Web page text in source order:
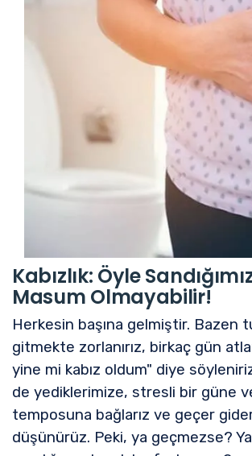
Kabızlık: Öyle
Masum Olmayabilir!
Herkesin başına gelmiştir. Bazen
gitmekte zorlanırız, birkaç gün
yine mi kabız oldum" diye
de yediklerimize, stresli bir güne
temposuna bağlarız ve geçer
düşünürüz. Peki, ya geçmezse? Ya